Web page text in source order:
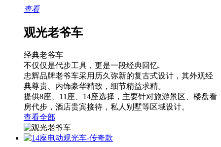
查看
观光老爷车
经典老爷车
不仅仅是代步工具，更是一段经典回忆.
忠辉品牌老爷车采用历久弥新的复古式设计，其外观经
典尊贵、内饰豪华精致，细节精益求精。
提供8座、11座、14座选择，主要针对旅游景区、楼盘看
房代步，酒店贵宾接待，私人别墅等区域设计。
查看全部